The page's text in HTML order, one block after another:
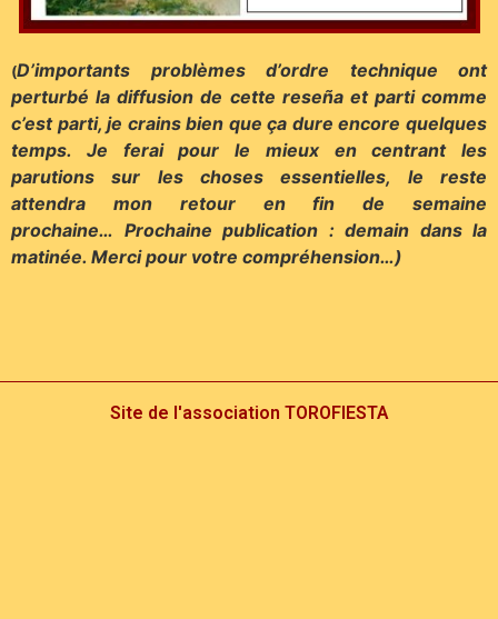
(D’importants problèmes d’ordre technique ont
perturbé la diffusion de cette reseña et parti comme
c’est parti, je crains bien que ça dure encore quelques
temps. Je ferai pour le mieux en centrant les
parutions sur les choses essentielles, le reste
attendra mon retour en fin de semaine
prochaine… Prochaine publication : demain dans la
matinée. Merci pour votre compréhension…)
Site de l'association TOROFIESTA